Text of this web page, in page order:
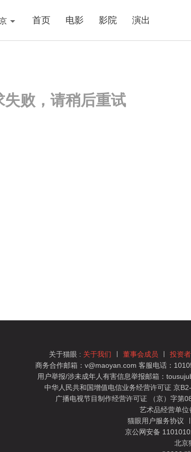
首页 电影 影院 演出
败，请稍后重试
关于猫眼 : 关于我们 董事会成员 投资
商务合作邮箱：v@maoyan.com 客服电话：
用户举报/涉未成年人有害信息举报邮箱：
中华人民共和国增值电信业务经营许可证 京
广播电视节目制作经营许可证 （京）字第
艺术品经营单
猫眼用户服务协议
京公网安备
北京